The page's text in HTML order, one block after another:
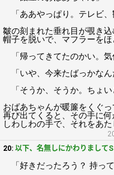
「ああやっぱり。テレビ、
皺の刻まれた垂れ目が覗き込
帽子を脱いで、マフラーをほ
「帰ってきてたのかい。気
「いや、今来たばっかなん
「そうか、そうか。ちょい
おばあちゃんが暖簾をくぐっ
再び出てくると、その手に何
しわしわの手で、それをあた
20: 以下、名無しにかわりまして
「好きだったろう？ 持って